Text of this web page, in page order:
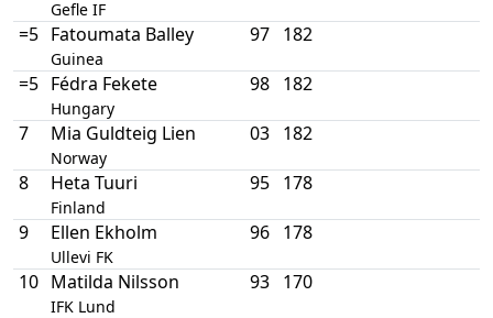
Gefle IF
=5 Fatoumata Balley
Guinea
97 182
=5 Fédra Fekete
Hungary
98 182
7 Mia Guldteig Lien
Norway
03 182
8 Heta Tuuri
Finland
95 178
9 Ellen Ekholm
Ullevi FK
96 178
10 Matilda Nilsson
IFK Lund
93 170